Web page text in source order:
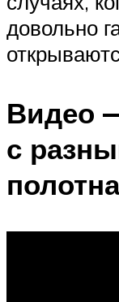
довольно
Видео
с